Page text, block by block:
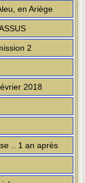
en Ariège
2
2018
.. 1 an après